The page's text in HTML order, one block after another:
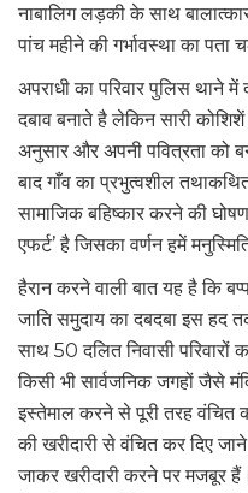
नाबालिग लड़की के साथ
पांच महीने की गर्भावस्था का पता
अपराधी का परिवार पुलिस थाने
दबाव बनाते है लेकिन सारी
अनुसार और अपनी पवित्रता को
बाद गाँव का प्रभुत्वशील
सामाजिक बहिष्कार करने की
एफर्ट’ है जिसका वर्णन हमें
हैरान करने वाली बात यह है कि
जाति समुदाय का दबदबा इस हद
साथ 50 दलित निवासी परिवारों
किसी भी सार्वजनिक जगहों जैसे
इस्तेमाल करने से पूरी तरह वंचित
की खरीदारी से वंचित कर दिए
जाकर खरीदारी करने पर मजबूर